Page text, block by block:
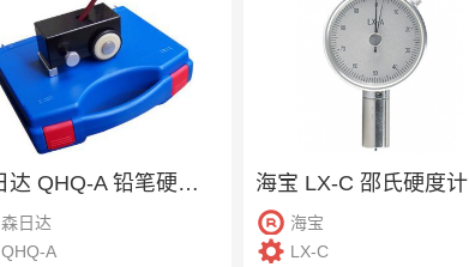
森日达 QHQ-A 铅笔硬度计
森日达
QHQ-A
海宝 LX-C 邵氏硬度计
海宝
LX-C